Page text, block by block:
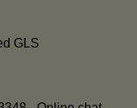
GLS